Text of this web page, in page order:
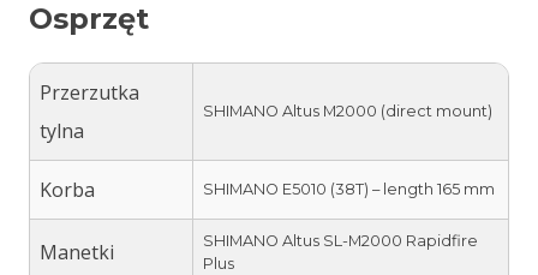
Osprzęt
Przerzutka
tylna
SHIMANO Altus M2000 (direct mount)
Korba SHIMANO E5010 (38T) – length 165 mm
Manetki
SHIMANO Altus SL-M2000 Rapidfire
Plus